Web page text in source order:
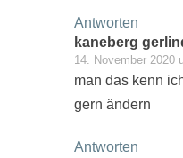
Antworten
kaneberg
14. November 2020
man das kenn
gern ändern
Antworten